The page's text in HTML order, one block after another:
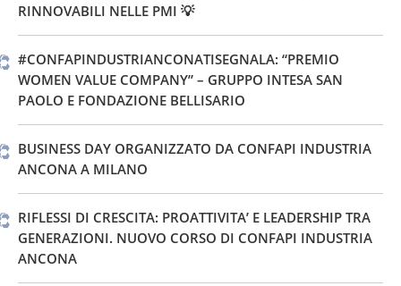
RINNOVABILI NELLE PMI 💡
#CONFAPINDUSTRIANCONATISEGNALA: “PREMIO
WOMEN VALUE COMPANY” – GRUPPO INTESA SAN
PAOLO E FONDAZIONE BELLISARIO
BUSINESS DAY ORGANIZZATO DA CONFAPI INDUSTRIA
ANCONA A MILANO
RIFLESSI DI CRESCITA: PROATTIVITA’ E LEADERSHIP TRA
GENERAZIONI. NUOVO CORSO DI CONFAPI INDUSTRIA
ANCONA